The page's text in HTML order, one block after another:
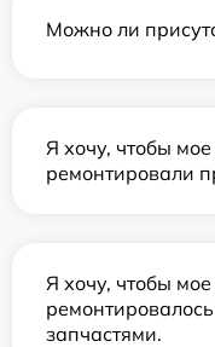
Можно ли
Я хочу, чтобы мое
ремонтировали
Я хочу, чтобы мое
запчастями.